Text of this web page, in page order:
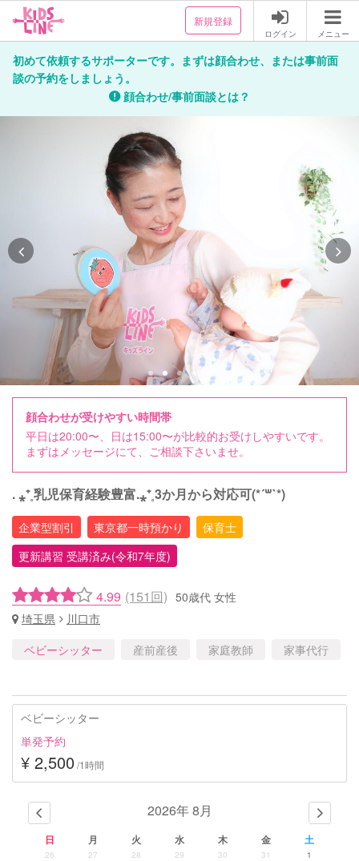
新規登録
ログイン メニュー
初めて依頼するサポーターです。まずは顔合わせ、または事前面
談の予約をしましょう。
顔合わせ/事前面談とは？
顔合わせが受けやすい時間帯
平日は20:00〜、日は15:00〜が比較的お受けしやすいです。
まずはメッセージにて、ご相談下さいませ。
. ⁎⁺˳乳児保育経験豊富.⁎⁺˳3か月から対応可(*´꒳`*)
企業型割引 東京都一時預かり
保育士
更新講習 受講済み(令和7年度)
4.99 (151回) 50歳代 女性
埼玉県
川口市
ベビーシッター
産前産後 家庭教師 家事代行
ベビーシッター
単発予約
¥ 2,500 /1時間
2026年 8月
日 月 火 水 木 金 土
26 27 28 29 30 31 1